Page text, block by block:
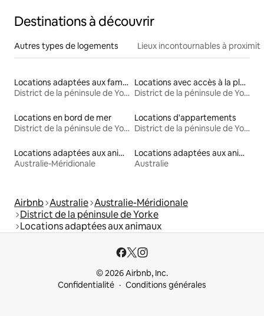
Destinations à découvrir
Autres types de logements Lieux incontournables à
Locations adaptées aux familles
District de la péninsule de Yorke
Locations avec accès à la plage
District de la péninsule de Yorke
Locations en bord de mer
District de la péninsule de Yorke
Locations d'appartements
District de la péninsule de Yorke
Locations adaptées aux animaux
Australie-Méridionale
Locations adaptées aux animaux
Australie
Airbnb Australie Australie-Méridionale
District de la péninsule de Yorke
Locations adaptées aux animaux
© 2026 Airbnb, Inc.
Confidentialité
Conditions générales